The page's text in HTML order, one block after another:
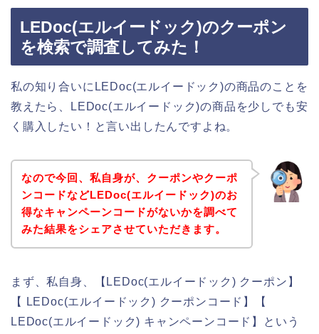
LEDoc(エルイードック)のクーポン
を検索で調査してみた！
私の知り合いにLEDoc(エルイードック)の商品のことを
教えたら、LEDoc(エルイードック)の商品を少しでも安
く購入したい！と言い出したんですよね。
なので今回、私自身が、クーポンやクーポ
ンコードなどLEDoc(エルイードック)のお
得なキャンペーンコードがないかを調べて
みた結果をシェアさせていただきます。
まず、私自身、【LEDoc(エルイードック) クーポン】
【 LEDoc(エルイードック) クーポンコード】【
LEDoc(エルイードック) キャンペーンコード】という